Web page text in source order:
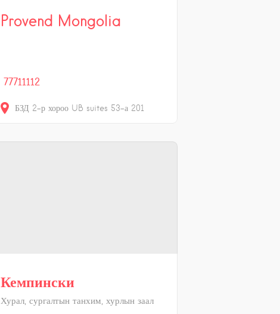
Provend Mongolia
77711112
БЗД 2-р хороо UB suites 53-а 201
Кемпински
Хурал, сургалтын танхим, хурлын заал